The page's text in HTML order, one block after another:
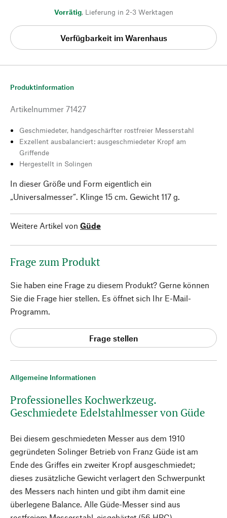
Vorrätig, Lieferung in 2-3 Werktagen
Verfügbarkeit im Warenhaus
Allgemeine Informationen
Professionelles Kochwerkzeug.
Geschmiedete Edelstahlmesser von Güde
Bei diesem geschmiedeten Messer aus dem 1910
gegründeten Solinger Betrieb von Franz Güde ist am
Ende des Griffes ein zweiter Kropf ausgeschmiedet;
dieses zusätzliche Gewicht verlagert den Schwerpunkt
des Messers nach hinten und gibt ihm damit eine
überlegene Balance. Alle Güde-Messer sind aus
Produktinformation
Artikelnummer 71427
Geschmiedeter, handgeschärfter rostfreier Messerstahl
Exzellent ausbalanciert: ausgeschmiedeter Kropf am
Griffende
Hergestellt in Solingen
In dieser Größe und Form eigentlich ein
„Universalmesser“. Klinge 15 cm. Gewicht 117 g.
Weitere Artikel von Güde
Frage zum Produkt
Sie haben eine Frage zu diesem Produkt? Gerne können
Sie die Frage hier stellen. Es öffnet sich Ihr E-Mail-
Programm.
Frage stellen